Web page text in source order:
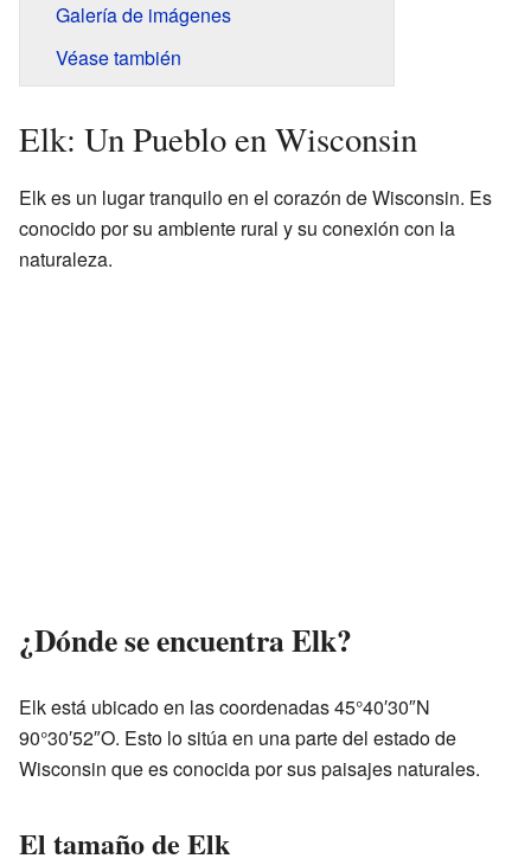
Galería de imágenes
Véase también
Elk: Un Pueblo en Wisconsin
Elk es un lugar tranquilo en el corazón de Wisconsin. Es
conocido por su ambiente rural y su conexión con la
naturaleza.
¿Dónde se encuentra Elk?
Elk está ubicado en las coordenadas 45°40′30″N
90°30′52″O. Esto lo sitúa en una parte del estado de
Wisconsin que es conocida por sus paisajes naturales.
El tamaño de Elk